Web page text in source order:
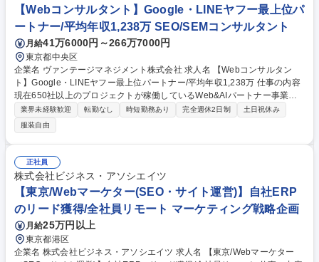
体の対応窓口■お問い合わせ数増加や各事業の目標達成の支援 募集職種
【Webマーケティング(ディレクター兼任)】休日120日/SEO・MEO戦略/H
P運用担当
【Webコンサルタント】Google・LINEヤフー最上位パ
ートナー/平均年収1,238万 SEO/SEMコンサルタント
月給41万6000円～266万7000円
東京都中央区
企業名 ヴァンテージマネジメント株式会社 求人名 【Webコンサルタン
ト】Google・LINEヤフー最上位パートナー/平均年収1,238万 仕事の内容
現在650社以上のプロジェクトが稼働しているWeb&AIパートナー事業に
て、広告戦略や営業管理など多岐に渡る経営のコンサルティングをお任せ
いたします。クライアントの事業成功に貢献できる仕事です。 ▼クラアン
トは中小企業、相手は経営者！私たちが向き合うのは「現場の売上アッ
プ」ではなく、企業の未来を変えるための総合戦略です！ ⇒オンラインで
の集客を中心に、営業管理、採用計画、コスト管理、事業計画、時にはク
ライアントの事業自体の変更や、他地域への進出、新規事業の提案、実行
等も必要です。マーケティングのメンバーとも協働し、クライアントの人
生、事業領域の市場に変革をもたらすこともできます。 募集職種 【Web
コンサルタント】Google・LINEヤフー最上位パートナー/平均年収1,238
万
業界未経験歓迎 転勤なし 時短勤務あり 完全週休2日制
土日祝休み
服装自由
正社員
株式会社ビジネス・アソシエイツ
【東京/Webマーケター(SEO・サイト運営)】自社ERP
のリード獲得/全社員リモート マーケティング戦略企画
月給25万円以上
東京都港区
企業名 株式会社ビジネス・アソシエイツ 求人名 【東京/Webマーケター